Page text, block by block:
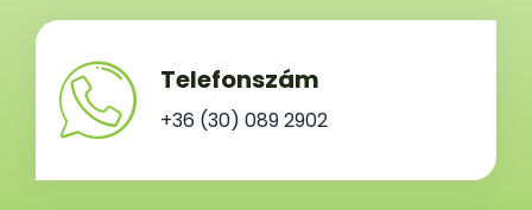
Telefonszám
+36 (30) 089 2902